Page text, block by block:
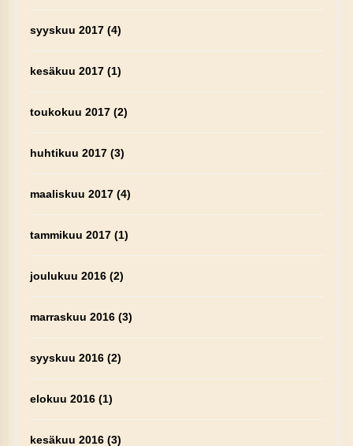
syyskuu 2017(4)
kesäkuu 2017(1)
toukokuu 2017(2)
huhtikuu 2017(3)
maaliskuu 2017(4)
tammikuu 2017(1)
joulukuu 2016(2)
marraskuu 2016(3)
syyskuu 2016(2)
elokuu 2016(1)
kesäkuu 2016(3)